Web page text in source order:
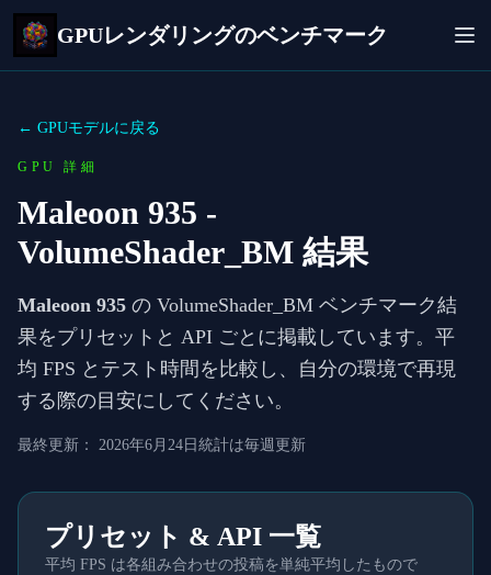
GPUレンダリングのベンチマーク
← GPUモデルに戻る
GPU 詳細
Maleoon 935 -
VolumeShader_BM 結果
Maleoon 935 の VolumeShader_BM ベンチマーク結
果をプリセットと API ごとに掲載しています。平
均 FPS とテスト時間を比較し、自分の環境で再現
する際の目安にしてください。
最終更新： 2026年6月24日 統計は毎週更新
プリセット & API 一覧
平均 FPS は各組み合わせの投稿を単純平均したもので